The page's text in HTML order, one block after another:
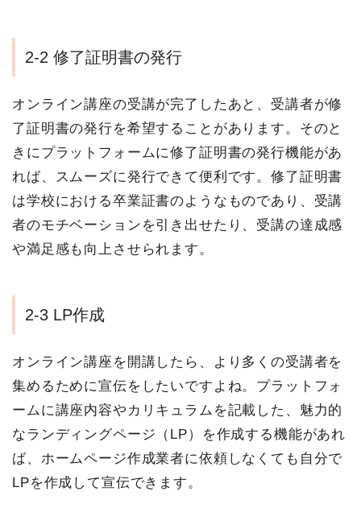
2-2 修了証明書の発行
オンライン講座の受講が完了したあと、受講者が修
了証明書の発行を希望することがあります。そのと
きにプラットフォームに修了証明書の発行機能があ
れば、スムーズに発行できて便利です。修了証明書
は学校における卒業証書のようなものであり、受講
者のモチベーションを引き出せたり、受講の達成感
や満足感も向上させられます。
2-3 LP作成
オンライン講座を開講したら、より多くの受講者を
集めるために宣伝をしたいですよね。プラットフォ
ームに講座内容やカリキュラムを記載した、魅力的
なランディングページ（LP）を作成する機能があれ
ば、ホームページ作成業者に依頼しなくても自分で
LPを作成して宣伝できます。